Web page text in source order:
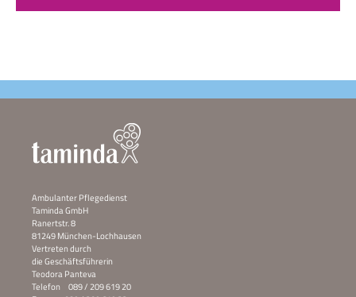
Ambulanter Pflegedienst
Taminda GmbH
Ranertstr. 8
81249 München-Lochhausen
Vertreten durch
die Geschäftsführerin
Teodora Panteva
Telefon 089 / 209 619 20